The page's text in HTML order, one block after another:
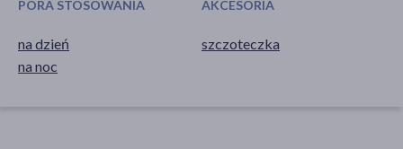
PORA STOSOWANIA
na dzień
na noc
AKCESORIA
szczoteczka